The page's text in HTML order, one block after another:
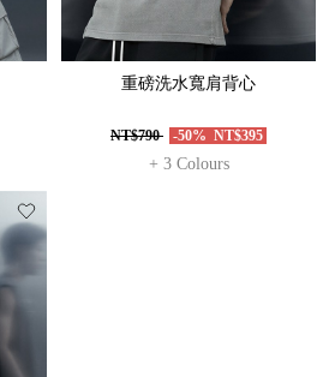
重磅洗水寬肩背心
NT$790 -50% NT$395
+ 3 Colours